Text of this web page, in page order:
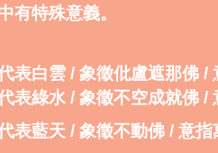
有特殊意義。
表白雲 / 象徵仳盧遮那佛 /
表綠水 / 象徵不空成就佛 /
表藍天 / 象徵不動佛 / 意指